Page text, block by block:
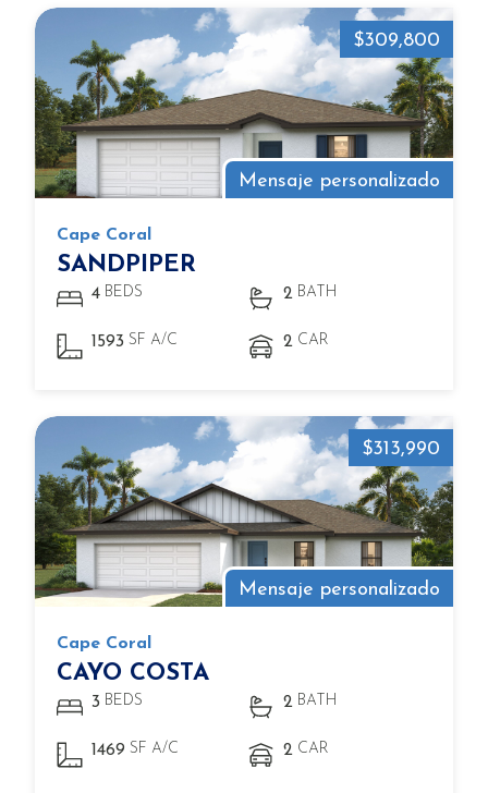
Mensaje personalizado
$309,800
Cape Coral
SANDPIPER
4 BEDS 2 BATH
1593 SF A/C 2 CAR
Mensaje personalizado
$313,990
Cape Coral
CAYO COSTA
3 BEDS 2 BATH
1469 SF A/C 2 CAR